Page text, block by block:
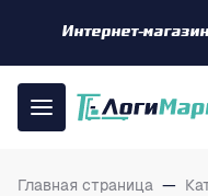
Интернет-
Главная страница —